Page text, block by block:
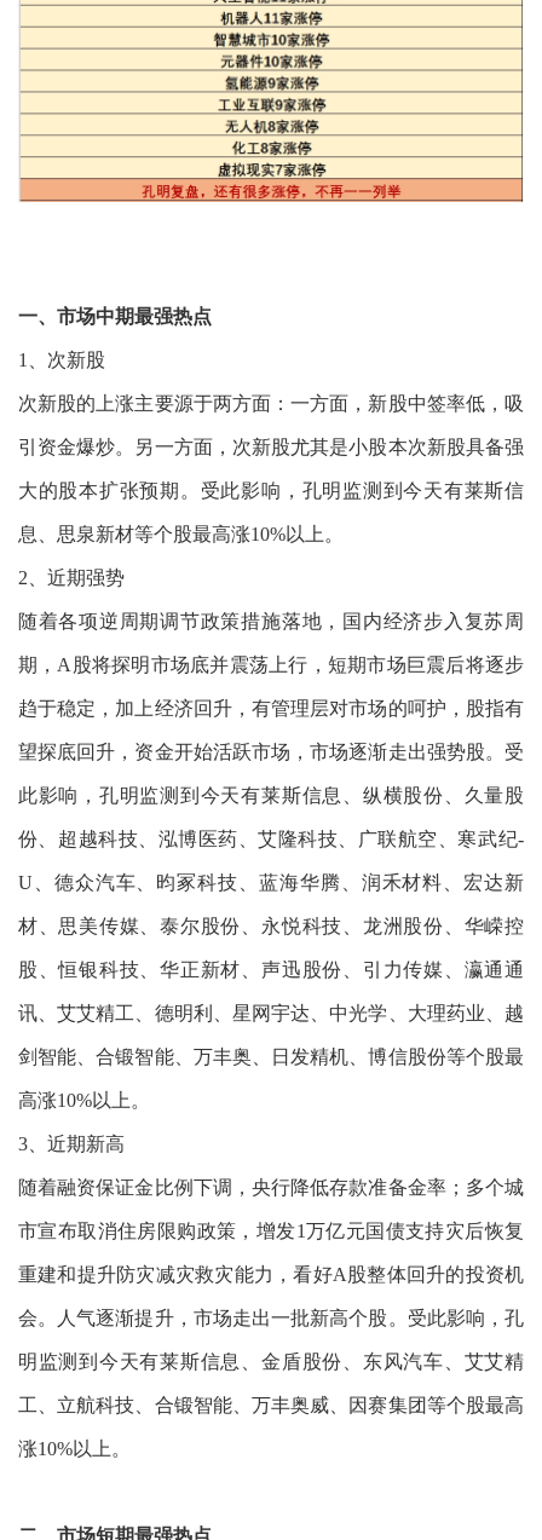
一、市场中期最强热点
1、次新股
次新股的上涨主要源于两方面：一方面，新股中签率低，吸
引资金爆炒。另一方面，次新股尤其是小股本次新股具备强
大的股本扩张预期。受此影响，孔明监测到今天有莱斯信
息、思泉新材等个股最高涨10%以上。
2、近期强势
随着各项逆周期调节政策措施落地，国内经济步入复苏周
期，A股将探明市场底并震荡上行，短期市场巨震后将逐步
趋于稳定，加上经济回升，有管理层对市场的呵护，股指有
望探底回升，资金开始活跃市场，市场逐渐走出强势股。受
此影响，孔明监测到今天有莱斯信息、纵横股份、久量股
份、超越科技、泓博医药、艾隆科技、广联航空、寒武纪-
U、德众汽车、昀冢科技、蓝海华腾、润禾材料、宏达新
材、思美传媒、泰尔股份、永悦科技、龙洲股份、华嵘控
股、恒银科技、华正新材、声迅股份、引力传媒、瀛通通
讯、艾艾精工、德明利、星网宇达、中光学、大理药业、越
剑智能、合锻智能、万丰奥、日发精机、博信股份等个股最
高涨10%以上。
3、近期新高
随着融资保证金比例下调，央行降低存款准备金率；多个城
市宣布取消住房限购政策，增发1万亿元国债支持灾后恢复
重建和提升防灾减灾救灾能力，看好A股整体回升的投资机
会。人气逐渐提升，市场走出一批新高个股。受此影响，孔
明监测到今天有莱斯信息、金盾股份、东风汽车、艾艾精
工、立航科技、合锻智能、万丰奥威、因赛集团等个股最高
涨10%以上。
二、市场短期最强热点